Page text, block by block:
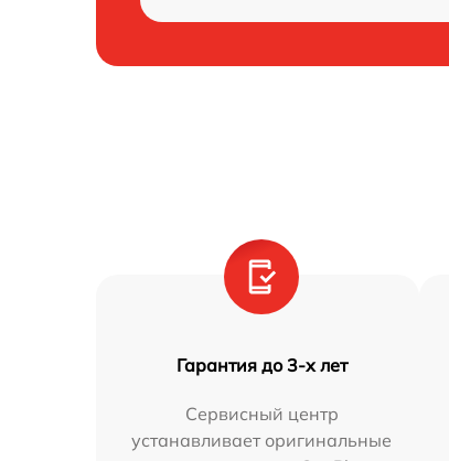
Гарантия до 3-х лет
Сервисный центр
устанавливает оригинальные